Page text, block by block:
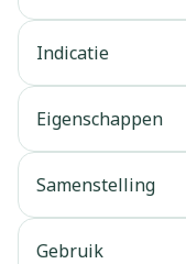
Indicatie
Eigenschappen
Samenstelling
Gebruik